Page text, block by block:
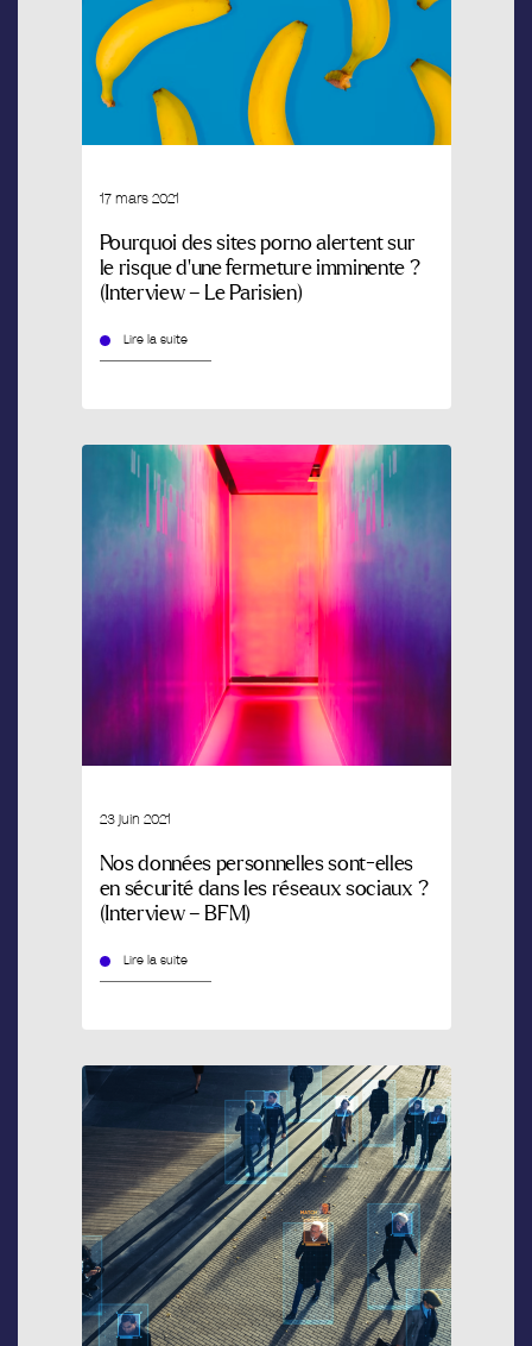
17 mars 2021
Pourquoi des sites porno alertent sur
le risque d’une fermeture imminente ?
(Interview – Le Parisien)
Lire la suite
23 juin 2021
Nos données personnelles sont-elles
en sécurité dans les réseaux sociaux ?
(Interview – BFM)
Lire la suite